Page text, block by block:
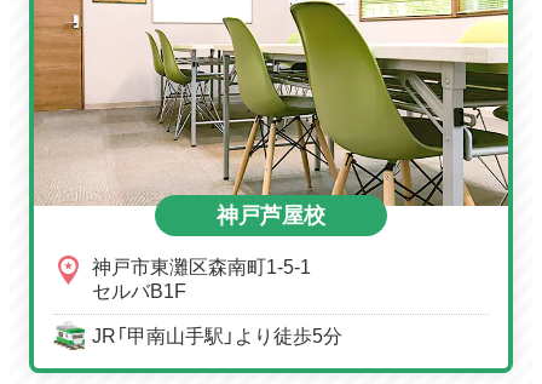
神戸芦屋校
神戸市東灘区森南町1-5-1
セルバB1F
JR「甲南山手駅」より徒歩5分